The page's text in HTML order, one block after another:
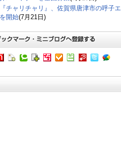
チャリチャリ』、佐賀県唐津市の呼子エ
開始(7月21日)